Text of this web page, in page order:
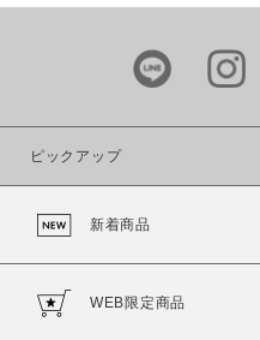
ブランド
カラー
ピックアップ
新着商品
WEB限定商品